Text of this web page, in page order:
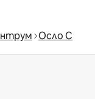
Осло С